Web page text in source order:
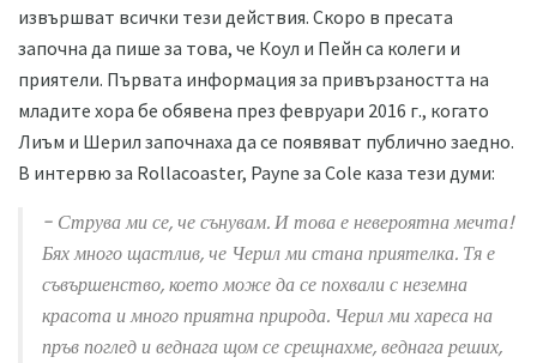
извършват всички тези действия. Скоро в пресата
започна да пише за това, че Коул и Пейн са колеги и
приятели. Първата информация за привързаността на
младите хора бе обявена през февруари 2016 г., когато
Лиъм и Шерил започнаха да се появяват публично заедно.
В интервю за Rollacoaster, Payne за Cole каза тези думи:
- Струва ми се, че сънувам. И това е невероятна мечта!
Бях много щастлив, че Черил ми стана приятелка. Тя е
съвършенство, което може да се похвали с неземна
красота и много приятна природа. Черил ми хареса на
пръв поглед и веднага щом се срещнахме, веднага реших,